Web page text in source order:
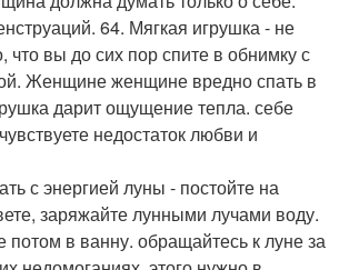
64. Мягкая игрушка - не
что вы до сих пор спите в обнимку с
Женщине женщине вредно спать в
дарит ощущение тепла. себе
недостаток любви и
с энергией луны - постойте на
заряжайте лунными лучами воду.
потом в ванну. обращайтесь к луне за